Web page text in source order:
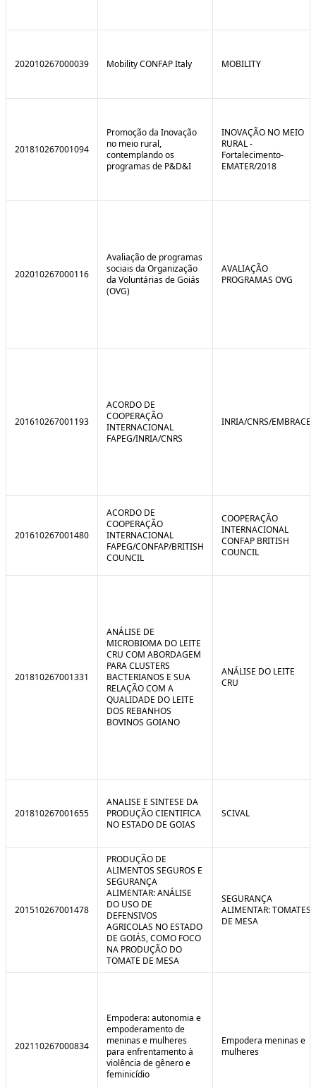
202010267000039 Mobility CONFAP Italy MOBILITY
201810267001094
Promoção da Inovação
no meio rural,
contemplando os
programas de P&D&I
INOVAÇÃO NO MEIO
RURAL -
Fortalecimento-
EMATER/2018
202010267000116
Avaliação de programas
sociais da Organização
da Voluntárias de Goiás
(OVG)
AVALIAÇÃO
PROGRAMAS OVG
201610267001193
ACORDO DE
COOPERAÇÃO
INTERNACIONAL
FAPEG/INRIA/CNRS
INRIA/CNRS/EMBRACE
201610267001480
ACORDO DE
COOPERAÇÃO
INTERNACIONAL
FAPEG/CONFAP/BRITISH
COUNCIL
COOPERAÇÃO
INTERNACIONAL
CONFAP BRITISH
COUNCIL
201810267001331
ANÁLISE DE
MICROBIOMA DO LEITE
CRU COM ABORDAGEM
PARA CLUSTERS
BACTERIANOS E SUA
RELAÇÃO COM A
QUALIDADE DO LEITE
DOS REBANHOS
BOVINOS GOIANO
ANÁLISE DO LEITE
CRU
201810267001655
ANALISE E SINTESE DA
PRODUÇÃO CIENTIFICA
NO ESTADO DE GOIAS
SCIVAL
201510267001478
PRODUÇÃO DE
ALIMENTOS SEGUROS E
SEGURANÇA
ALIMENTAR: ANÁLISE
DO USO DE
DEFENSIVOS
AGRICOLAS NO ESTADO
DE GOIÁS, COMO FOCO
NA PRODUÇÃO DO
TOMATE DE MESA
SEGURANÇA
ALIMENTAR: TOMATES
DE MESA
202110267000834
Empodera: autonomia e
empoderamento de
meninas e mulheres
para enfrentamento à
violência de gênero e
feminicídio
Empodera meninas e
mulheres